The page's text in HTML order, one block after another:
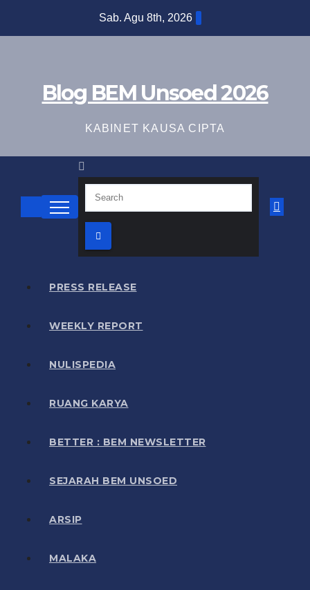
Sab. Agu 8th, 2026
Blog BEM Unsoed 2026
KABINET KAUSA CIPTA
PRESS RELEASE
WEEKLY REPORT
NULISPEDIA
RUANG KARYA
BETTER : BEM NEWSLETTER
SEJARAH BEM UNSOED
ARSIP
MALAKA